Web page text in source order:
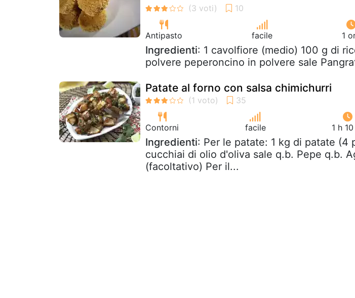
Antipasto facile 1
Ingredienti: 1 cavolfiore (medio) 100 g di
polvere peperoncino in polvere sale
Patate al forno con salsa chimichurri
Contorni facile 1 h
Ingredienti: Per le patate: 1 kg di patate (4
cucchiai di olio d'oliva sale q.b. Pepe q.b.
(facoltativo) Per il...